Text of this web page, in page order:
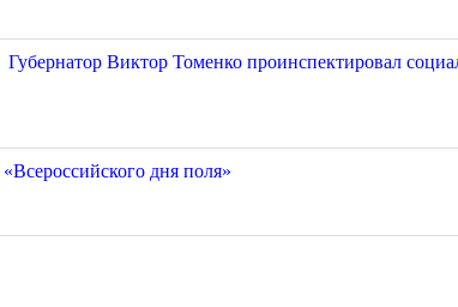
Губернатор Виктор Томенко проинспектировал
дня поля»